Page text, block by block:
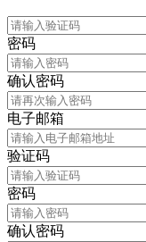
密码
确认密码
电子邮箱
验证码
密码
确认密码